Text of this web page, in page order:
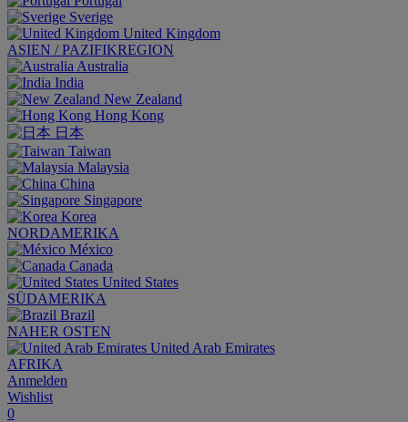
Sverige
United Kingdom
ASIEN / PAZIFIKREGION
Australia
India
New Zealand
Hong Kong
日本
Taiwan
Malaysia
China
Singapore
Korea
NORDAMERIKA
México
Canada
United States
SÜDAMERIKA
Brazil
NAHER OSTEN
United Arab Emirates
AFRIKA
Anmelden
Wishlist
0